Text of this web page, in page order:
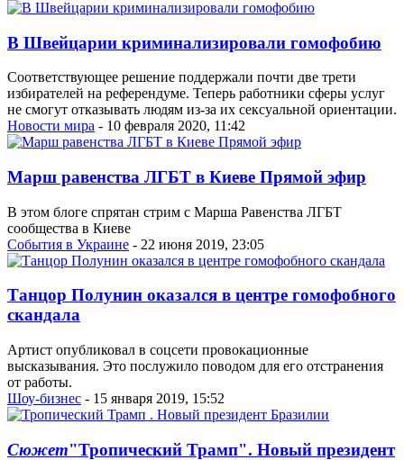
В Швейцарии криминализировали гомофобию
Соответствующее решение поддержали почти две трети
избирателей на референдуме. Теперь работники сферы услуг
не смогут отказывать людям из-за их сексуальной ориентации.
Новости мира - 10 февраля 2020, 11:42
Марш равенства ЛГБТ в Киеве Прямой эфир
В этом блоге спрятан стрим с Марша Равенства ЛГБТ
сообщества в Киеве
События в Украине - 22 июня 2019, 23:05
Танцор Полунин оказался в центре гомофобного
скандала
Артист опубликовал в соцсети провокационные
высказывания. Это послужило поводом для его отстранения
от работы.
Шоу-бизнес - 15 января 2019, 15:52
Сюжет"Тропический Трамп". Новый президент